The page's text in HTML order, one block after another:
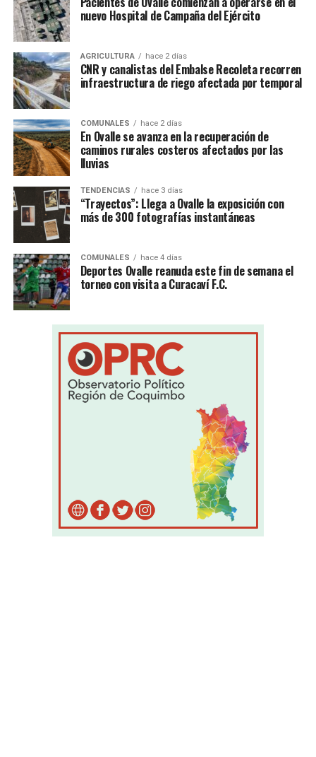
nuevo Hospital de Campaña del Ejército
AGRICULTURA hace 2 días
CNR y canalistas del Embalse Recoleta recorren
infraestructura de riego afectada por temporal
COMUNALES hace 2 días
En Ovalle se avanza en la recuperación de
caminos rurales costeros afectados por las
lluvias
TENDENCIAS hace 3 días
“Trayectos”: Llega a Ovalle la exposición con
más de 300 fotografías instantáneas
COMUNALES hace 4 días
Deportes Ovalle reanuda este fin de semana el
torneo con visita a Curacaví F.C.